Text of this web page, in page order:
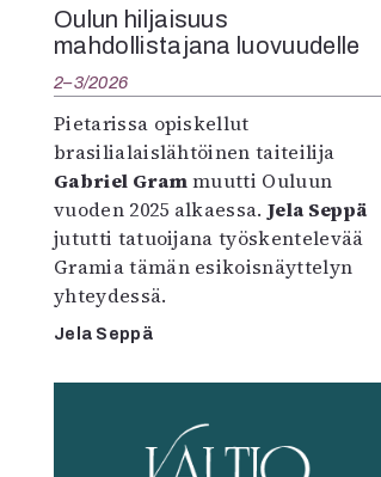
Oulun hiljaisuus
mahdollistajana luovuudelle
2–3/2026
Pietarissa opiskellut
brasilialaislähtöinen taiteilija
Gabriel Grammuutti Ouluun
vuoden 2025 alkaessa.Jela Seppä
jututti tatuoijana työskentelevää
Gramia tämän esikoisnäyttelyn
yhteydessä.
Jela Seppä